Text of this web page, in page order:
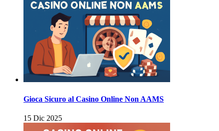
Gioca Sicuro al Casino Online Non AAMS
15 Dic 2025